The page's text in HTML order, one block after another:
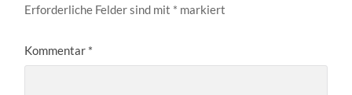
Erforderliche Felder sind mit * markiert
Kommentar *